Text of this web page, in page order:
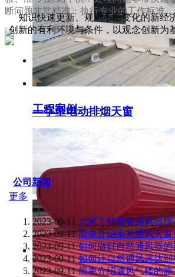
一字型电动排烟天窗
工程案例
断问题非常精准；执行专业的工作标准
知识快速更新、规则不断变化的新经
创新的有利环境与条件，以观念创新为
公司新闻
更多
2023-09-11 大家了解屋脊通风器
2023-09-11 简单介绍采光通风天
2023-09-11 如何做好自然通风器的
2023-09-11 如何让自然通风器达
2023-09-11 简单介绍通风气楼的施